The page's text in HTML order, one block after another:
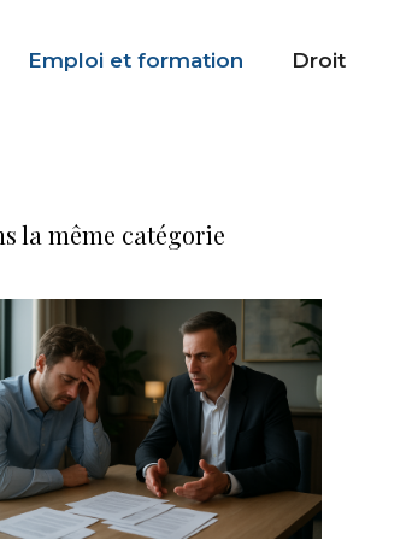
Emploi et formation Droit
la même catégorie